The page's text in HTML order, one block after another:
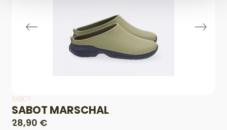
SABOT
SABOT MARSCHAL
28,90 €